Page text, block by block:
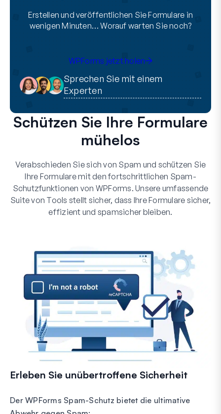
Erstellen und veröffentlichen Sie Formulare in
wenigen Minuten… Worauf warten Sie noch?
WPForms jetzt holen
Sprechen Sie mit einem
Experten
Schützen Sie Ihre Formulare
mühelos
Verabschieden Sie sich von Spam und schützen Sie
Ihre Formulare mit den fortschrittlichen Spam-
Schutzfunktionen von WPForms. Unsere umfassende
Suite von Tools stellt sicher, dass Ihre Formulare sicher,
effizient und spamsicher bleiben.
Erleben Sie unübertroffene Sicherheit
Der WPForms Spam-Schutz bietet die ultimative